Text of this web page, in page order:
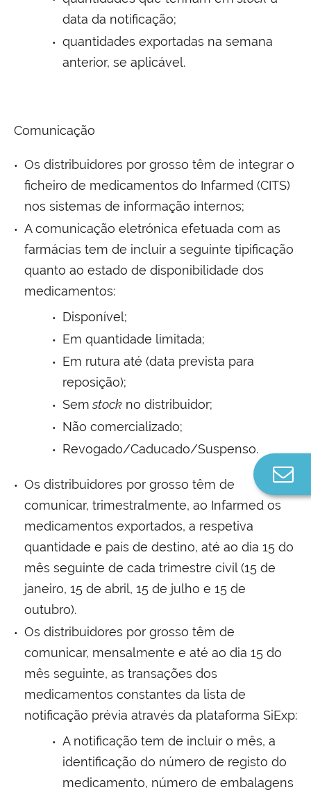
data da notificação;
quantidades exportadas na semana
anterior, se aplicável.
Comunicação
Os distribuidores por grosso têm de integrar o
ficheiro de medicamentos do Infarmed (CITS)
nos sistemas de informação internos;
A comunicação eletrónica efetuada com as
farmácias tem de incluir a seguinte tipificação
quanto ao estado de disponibilidade dos
medicamentos:
Disponível;
Em quantidade limitada;
Em rutura até (data prevista para
reposição);
Semstock no distribuidor;
Não comercializado;
Revogado/Caducado/Suspenso.
Os distribuidores por grosso têm de
comunicar, trimestralmente, ao Infarmed os
medicamentos exportados, a respetiva
quantidade e país de destino, até ao dia 15 do
mês seguinte de cada trimestre civil (15 de
janeiro, 15 de abril, 15 de julho e 15 de
outubro).
Os distribuidores por grosso têm de
comunicar, mensalmente e até ao dia 15 do
mês seguinte, as transações dos
medicamentos constantes da lista de
notificação prévia através da plataforma SiExp:
A notificação tem de incluir o mês, a
identificação do número de registo do
medicamento, número de embalagens